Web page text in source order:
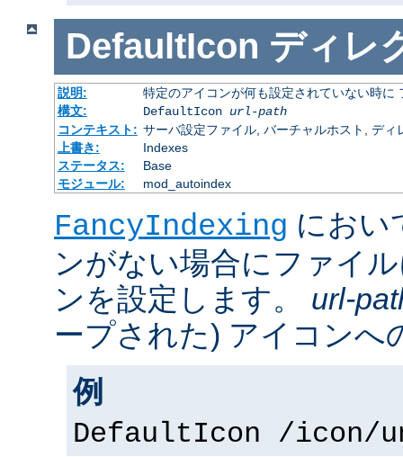
DefaultIcon ディレ
説明:
特定のアイコンが何も設定されていない時に
構文:
DefaultIcon url-path
コンテキスト: サーバ設定ファイル, バーチャルホスト, ディ
上書き:
Indexes
ステータス:
Base
モジュール:
mod_autoindex
FancyIndexing におい
ンがない場合にファイ
ンを設定します。 url-
ープされた) アイコンへ
例
DefaultIcon /icon/